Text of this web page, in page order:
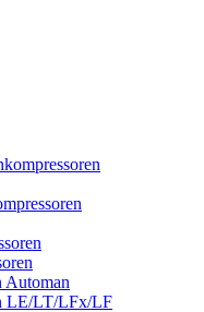
Automan
LE/LT/LFx/LF